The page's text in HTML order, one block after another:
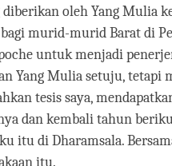
oleh Yang Mulia
murid-murid Barat di
untuk menjadi
Yang Mulia setuju, tetapi
tesis saya,
dan kembali tahun
itu di Dharamsala.
itu.